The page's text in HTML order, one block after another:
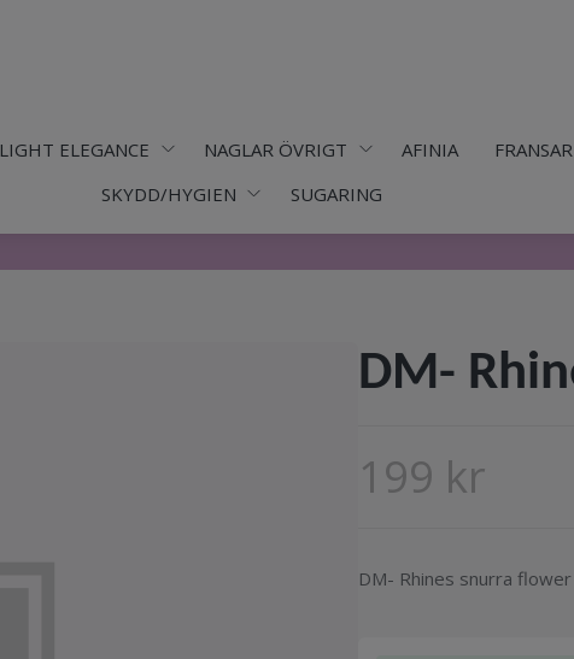
LIGHT ELEGANCE NAGLAR ÖVRIGT AFINIA
SKYDD/HYGIEN
SUGARING
DM-
199 kr
DM- Rhines snurra